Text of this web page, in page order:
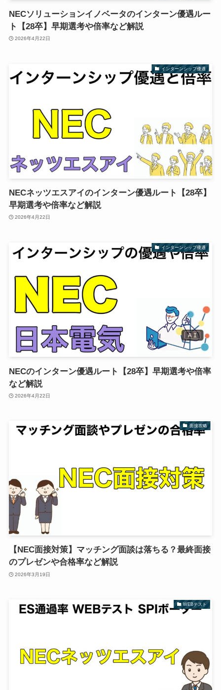
NECソリューションイノベータのインターン優遇ルー
ト【28卒】早期選考や倍率など解説
2026年4月22日
インターンシップ優遇
NECネッツエスアイのインターン優遇ルート【28卒】
早期選考や倍率など解説
2026年4月22日
インターンシップ優遇
NECのインターン優遇ルート【28卒】早期選考や倍率
など解説
2026年4月22日
面接攻略
【NEC面接対策】マッチング面談は落ちる？最終面接
のプレゼンや合格率など解説
2026年3月19日
WEBテスト